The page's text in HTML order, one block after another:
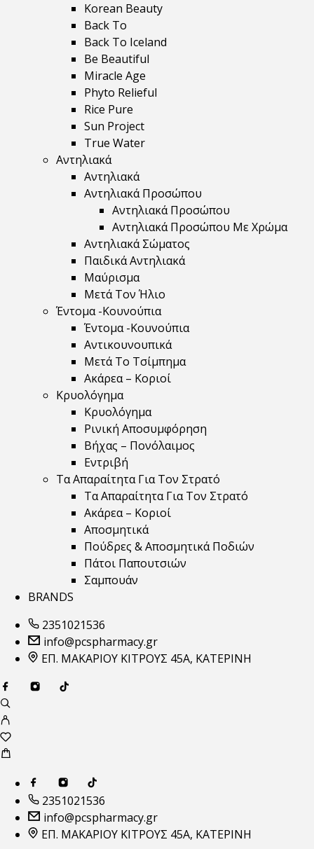
Korean Beauty
Back To
Back To Iceland
Be Beautiful
Miracle Age
Phyto Relieful
Rice Pure
Sun Project
True Water
Αντηλιακά
Αντηλιακά
Αντηλιακά Προσώπου
Αντηλιακά Προσώπου
Αντηλιακά Προσώπου Με Χρώμα
Αντηλιακά Σώματος
Παιδικά Αντηλιακά
Μαύρισμα
Mετά Τον Ήλιο
Έντομα -Κουνούπια
Έντομα -Κουνούπια
Αντικουνουπικά
Μετά Το Τσίμπημα
Ακάρεα – Κοριοί
Κρυολόγημα
Κρυολόγημα
Ρινική Αποσυμφόρηση
Βήχας – Πονόλαιμος
Εντριβή
Τα Απαραίτητα Για Τον Στρατό
Τα Απαραίτητα Για Τον Στρατό
Ακάρεα – Κοριοί
Αποσμητικά
Πούδρες & Αποσμητικά Ποδιών
Πάτοι Παπουτσιών
Σαμπουάν
BRANDS
2351021536
info@pcspharmacy.gr
ΕΠ. ΜΑΚΑΡΙΟΥ ΚΙΤΡΟΥΣ 45Α, ΚΑΤΕΡΙΝΗ
2351021536
info@pcspharmacy.gr
ΕΠ. ΜΑΚΑΡΙΟΥ ΚΙΤΡΟΥΣ 45Α, ΚΑΤΕΡΙΝΗ